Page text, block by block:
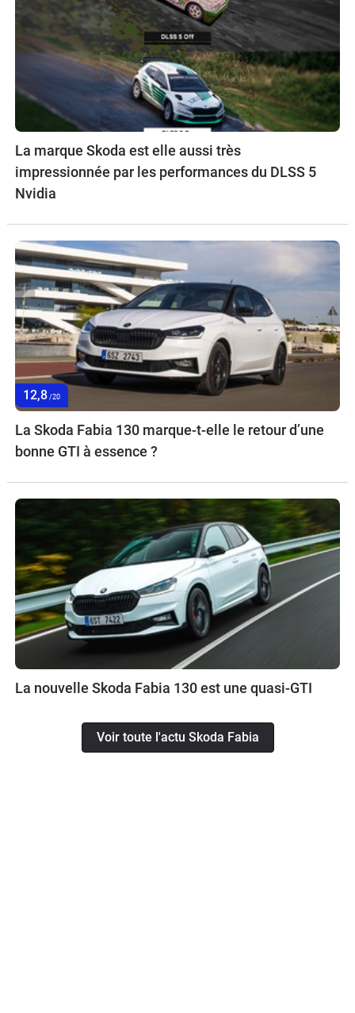
La marque Skoda est elle aussi très
impressionnée par les performances du DLSS 5
Nvidia
12,8 /20
La Skoda Fabia 130 marque-t-elle le retour d’une
bonne GTI à essence ?
La nouvelle Skoda Fabia 130 est une quasi-GTI
Voir toute l'actu Skoda Fabia